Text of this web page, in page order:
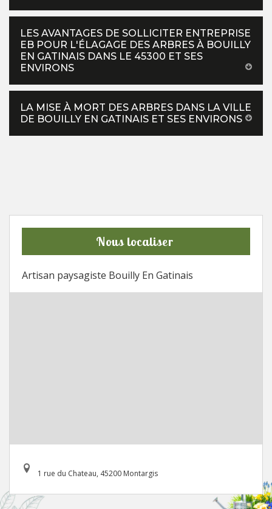
LES AVANTAGES DE SOLLICITER ENTREPRISE
EB POUR L'ÉLAGAGE DES ARBRES À BOUILLY
EN GATINAIS DANS LE 45300 ET SES
ENVIRONS
LA MISE À MORT DES ARBRES DANS LA VILLE
DE BOUILLY EN GATINAIS ET SES ENVIRONS
Nous localiser
Artisan paysagiste Bouilly En Gatinais
1 rue du Chateau, 45200 Montargis